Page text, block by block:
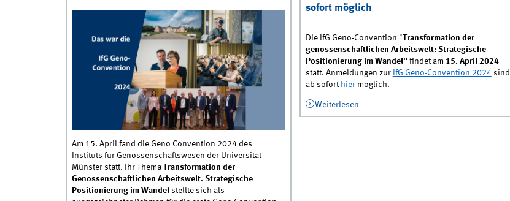
Am 15. April fand die Geno Convention 2024 des
Instituts für Genossenschaftswesen der Universität
Münster statt. Ihr Thema Transformation der
Genossenschaftlichen Arbeitswelt. Strategische
Positionierung im Wandel stellte sich als
sofort möglich
Die IfG Geno-Convention "Transformation der
genossenschaftlichen Arbeitswelt: Strategische
Positionierung im Wandel" findet am 15. April 2024
statt. Anmeldungen zur IfG Geno-Convention 2024sind
ab sofort hiermöglich.
Weiterlesen
Anmeldungen ab sofort möglich